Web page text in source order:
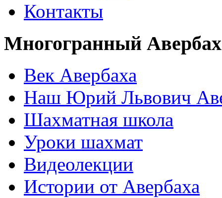
Контакты
Многогранный Авербах
Век Авербаха
Наш Юрий Львович
Шахматная школа
Уроки шахмат
Видеолекции
Истории от Авербаха